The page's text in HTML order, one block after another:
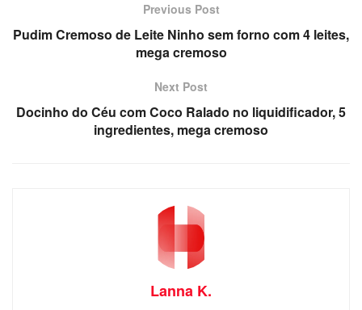
Previous Post
Pudim Cremoso de Leite Ninho sem forno com 4 leites,
mega cremoso
Next Post
Docinho do Céu com Coco Ralado no liquidificador, 5
ingredientes, mega cremoso
Lanna K.